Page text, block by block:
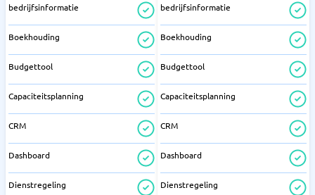
bedrijfsinformatie
Boekhouding
Budgettool
Capaciteitsplanning
CRM
Dashboard
Dienstregeling
bedrijfsinformatie
Boekhouding
Budgettool
Capaciteitsplanning
CRM
Dashboard
Dienstregeling